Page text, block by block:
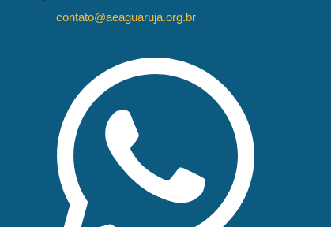
contato@aeaguaruja.org.br